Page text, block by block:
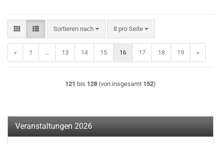
Sortieren nach
Sortieren nach 8 pro Seite
pro Seite
« 1 ... 13 14 15 16 17 18 19 »
121 bis 128 (von insgesamt 152)
Veranstaltungen 2026